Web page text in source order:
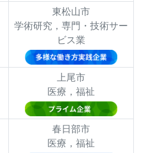
東松山市
学術研究，専門・技術サー
ビス業
上尾市
医療，福祉
春日部市
医療，福祉